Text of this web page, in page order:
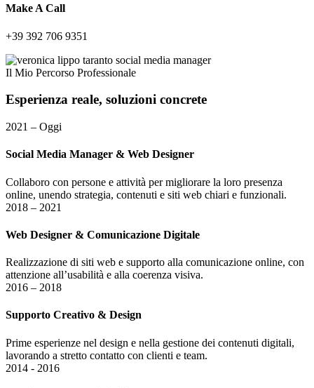
Make A Call
+39 392 706 9351
Il Mio Percorso Professionale
Esperienza reale, soluzioni concrete
2021 – Oggi
Social Media Manager & Web Designer
Collaboro con persone e attività per migliorare la loro presenza
online, unendo strategia, contenuti e siti web chiari e funzionali.
2018 – 2021
Web Designer & Comunicazione Digitale
Realizzazione di siti web e supporto alla comunicazione online, con
attenzione all’usabilità e alla coerenza visiva.
2016 – 2018
Supporto Creativo & Design
Prime esperienze nel design e nella gestione dei contenuti digitali,
lavorando a stretto contatto con clienti e team.
2014 - 2016